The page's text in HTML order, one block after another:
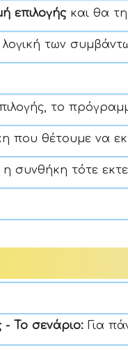
επιλογής και θα
των
το
που θέτουμε να
συνθήκη τότε
- Το σενάριο: Για